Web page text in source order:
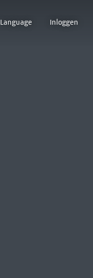
Language Inloggen